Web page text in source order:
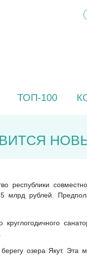
ТОП-100
республики
млрд рублей.
озера Якут. Эта